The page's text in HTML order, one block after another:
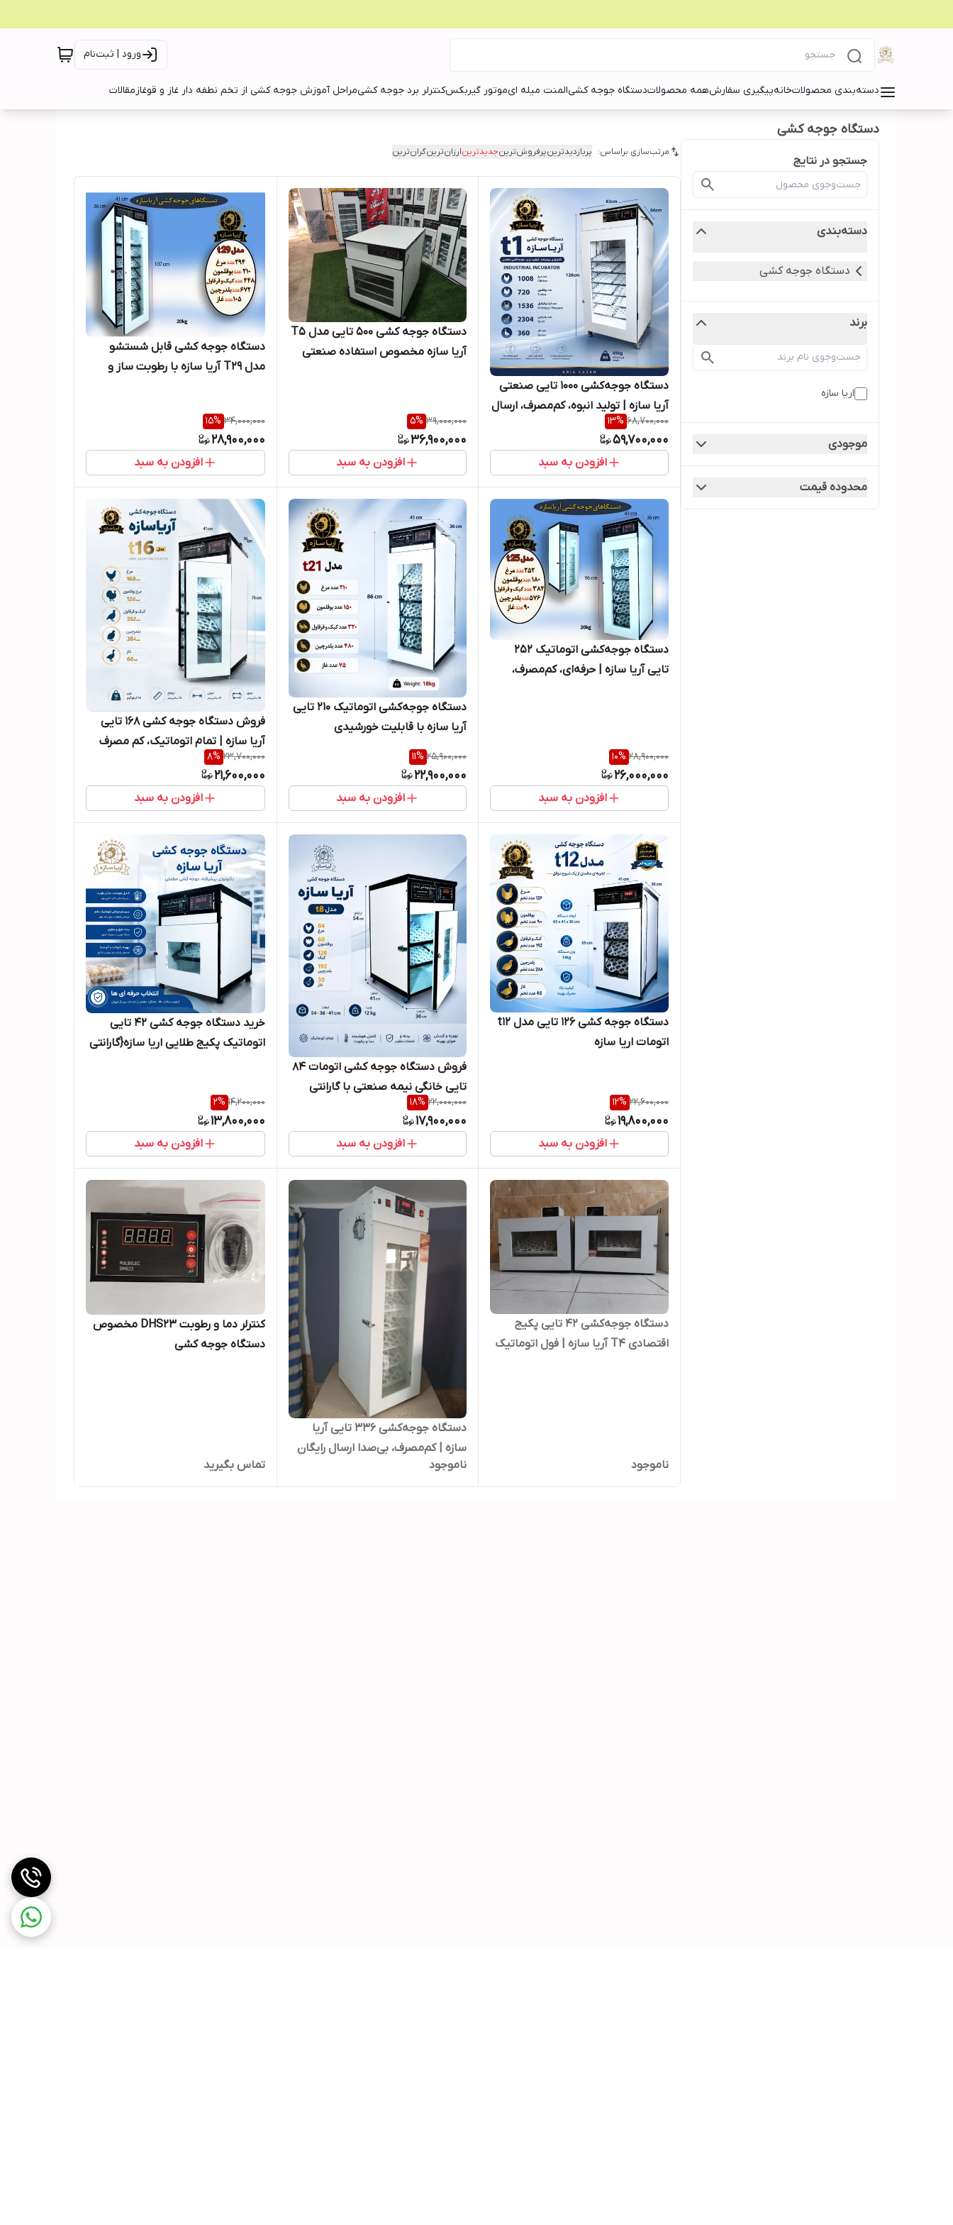
ورود | ثبت‌نام
دسته‌بندی محصولاتخانهپیگیری سفارشهمه محصولاتدستگاه جوجه کشیالمنت میله ایموتور گیربکسکنترلر برد جوجه کشیمراحل آموزش جوجه کشی از تخم نطفه دار غاز و قوغازمقالات
دستگاه جوجه کشی
جستجو در نتایج
دسته‌بندی
دستگاه جوجه کشی
برند
اریا سازه
موجودی
محدوده قیمت
مرتب‌سازی براساس: پربازدیدترینپرفروش‌ترینجدیدترینارزان‌ترینگران‌ترین
دستگاه جوجه‌کشی ۱۰۰۰ تایی صنعتی
آریا سازه | تولید انبوه، کم‌مصرف، ارسال
رایگان شیراز
68,700,000
13%
59,700,000
افزودن به سبد
دستگاه جوجه کشی ۵۰۰ تایی مدل T5
آریا سازه مخصوص استفاده صنعتی
39,000,000
5%
36,900,000
افزودن به سبد
دستگاه جوجه کشی قابل شستشو
مدل T29 آریا سازه با رطوبت ساز و
34,000,000
15%
28,900,000
افزودن به سبد
دستگاه جوجه‌کشی اتوماتیک ۲۵۲
تایی آریا سازه | حرفه‌ای، کم‌مصرف،
28,900,000
10%
26,000,000
افزودن به سبد
دستگاه جوجه‌کشی اتوماتیک 210 تایی
آریا سازه با قابلیت خورشیدی
25,900,000
11%
22,900,000
افزودن به سبد
فروش دستگاه جوجه کشی ۱۶۸ تایی
آریا سازه | تمام اتوماتیک، کم مصرف
23,700,000
8%
21,600,000
افزودن به سبد
دستگاه جوجه کشی 126 تایی مدل t12
اتومات اریا سازه
22,600,000
12%
19,800,000
افزودن به سبد
فروش دستگاه جوجه کشی اتومات 84
تایی خانگی نیمه صنعتی با گارانتی
ساخت اریا سازه
22,000,000
18%
17,900,000
افزودن به سبد
خرید دستگاه جوجه کشی 42 تایی
اتوماتیک پکیج طلایی اریا سازه{گارانتی
14,200,000
2%
13,800,000
افزودن به سبد
دستگاه جوجه‌کشی ۴۲ تایی پکیج
اقتصادی T4 آریا سازه | فول اتوماتیک
ناموجود
دستگاه جوجه‌کشی ۳۳۶ تایی آریا
سازه | کم‌مصرف، بی‌صدا ارسال رایگان
در شیراز
ناموجود
کنترلر دما و رطوبت DHS23 مخصوص
دستگاه جوجه کشی
تماس بگیرید